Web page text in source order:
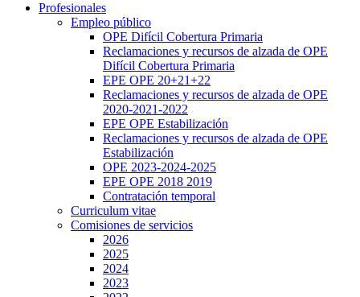
Profesionales
Empleo público
OPE Difícil Cobertura Primaria
Reclamaciones y recursos de alzada de OPE
Difícil Cobertura Primaria
EPE OPE 20+21+22
Reclamaciones y recursos de alzada de OPE
2020-2021-2022
EPE OPE Estabilización
Reclamaciones y recursos de alzada de OPE
Estabilización
OPE 2023-2024-2025
EPE OPE 2018 2019
Contratación temporal
Curriculum vitae
Comisiones de servicios
2026
2025
2024
2023